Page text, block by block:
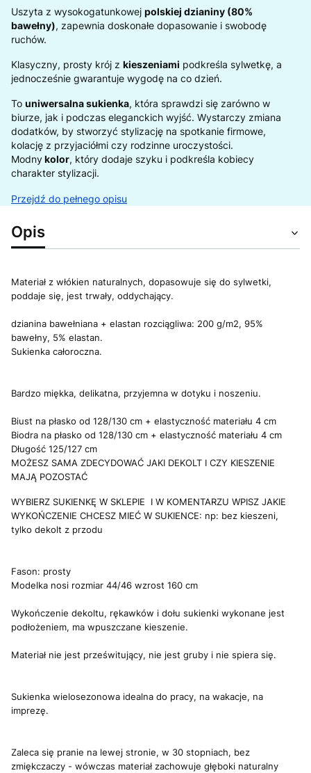
Uszyta z wysokogatunkowej polskiej dzianiny (80%
bawełny), zapewnia doskonałe dopasowanie i swobodę
ruchów.
Klasyczny, prosty krój z kieszeniami podkreśla sylwetkę, a
jednocześnie gwarantuje wygodę na co dzień.
To uniwersalna sukienka, która sprawdzi się zarówno w
biurze, jak i podczas eleganckich wyjść. Wystarczy zmiana
dodatków, by stworzyć stylizację na spotkanie firmowe,
kolację z przyjaciółmi czy rodzinne uroczystości.
Modnykolor, który dodaje szyku i podkreśla kobiecy
charakter stylizacji.
Przejdź do pełnego opisu
Opis
Materiał z włókien naturalnych, dopasowuje się do sylwetki,
poddaje się, jest trwały, oddychający.
dzianina bawełniana + elastan rozciągliwa: 200 g/m2, 95%
bawełny, 5% elastan.
Sukienka całoroczna.
Bardzo miękka, delikatna, przyjemna w dotyku i noszeniu.
Biust na płasko od 128/130 cm + elastyczność materiału 4 cm
Biodra na płasko od 128/130 cm + elastyczność materiału 4 cm
Długość 125/127 cm
MOŻESZ SAMA ZDECYDOWAĆ JAKI DEKOLT I CZY KIESZENIE
MAJĄ POZOSTAĆ
WYBIERZ SUKIENKĘ W SKLEPIE I W KOMENTARZU WPISZ JAKIE
WYKOŃCZENIE CHCESZ MIEĆ W SUKIENCE: np: bez kieszeni,
tylko dekolt z przodu
Fason: prosty
Modelka nosi rozmiar 44/46 wzrost 160 cm
Wykończenie dekoltu, rękawków i dołu sukienki wykonane jest
podłożeniem, ma wpuszczane kieszenie.
Materiał nie jest prześwitujący, nie jest gruby i nie spiera się.
Sukienka wielosezonowa idealna do pracy, na wakacje, na
imprezę.
Zaleca się pranie na lewej stronie, w 30 stopniach, bez
zmiękczaczy - wówczas materiał zachowuje głęboki naturalny